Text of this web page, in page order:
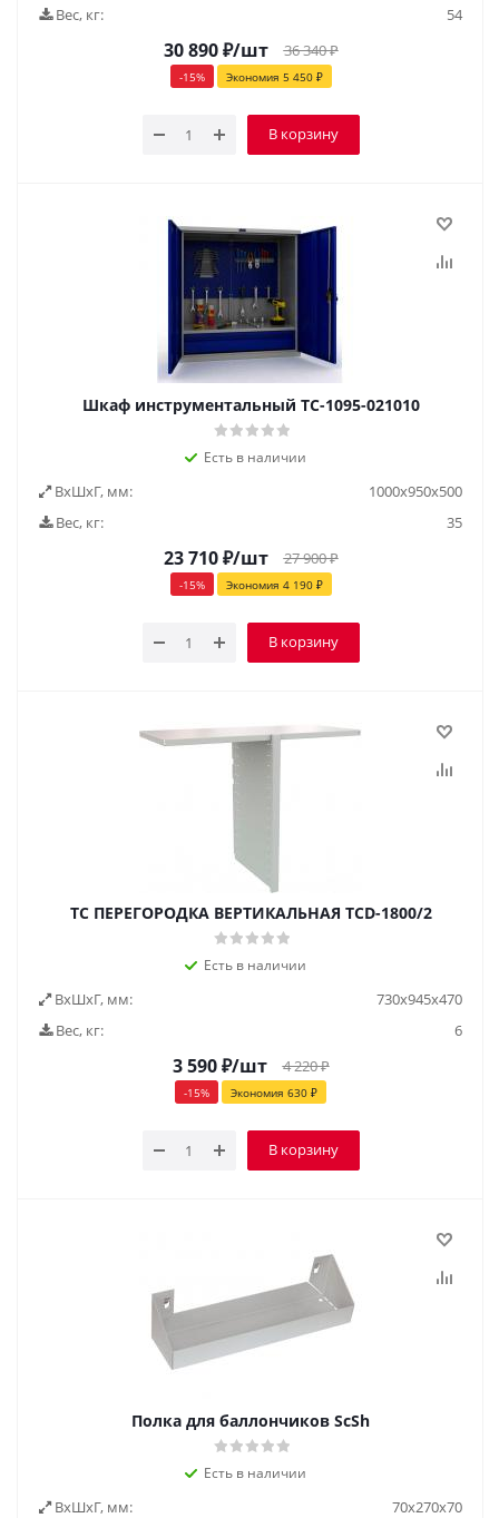
Вес, кг: 54
30 890₽/шт 36 340₽
-15% Экономия 5 450₽
В корзину
Шкаф инструментальный TC-1095-021010
Есть в наличии
ВxШxГ, мм:
1000х950х500
Вес, кг:
35
23 710₽/шт 27 900₽
-15% Экономия 4 190₽
В корзину
TC ПЕРЕГОРОДКА ВЕРТИКАЛЬНАЯ TCD-1800/2
Есть в наличии
ВxШxГ, мм:
730x945x470
Вес, кг:
6
3 590₽/шт 4 220₽
-15% Экономия 630 ₽
В корзину
Полка для баллончиков ScSh
Есть в наличии
ВxШxГ, мм:
70x270x70